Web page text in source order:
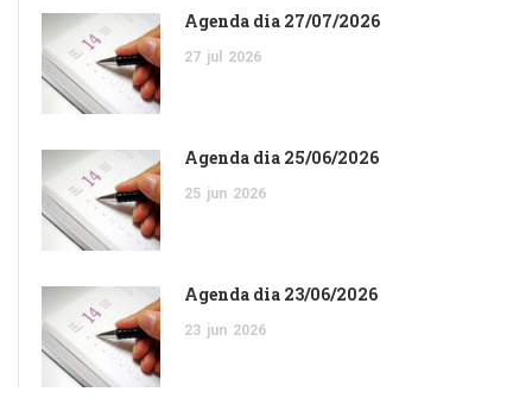
Agenda dia 27/07/2026
27 jul 2026
Agenda dia 25/06/2026
25 jun 2026
Agenda dia 23/06/2026
23 jun 2026